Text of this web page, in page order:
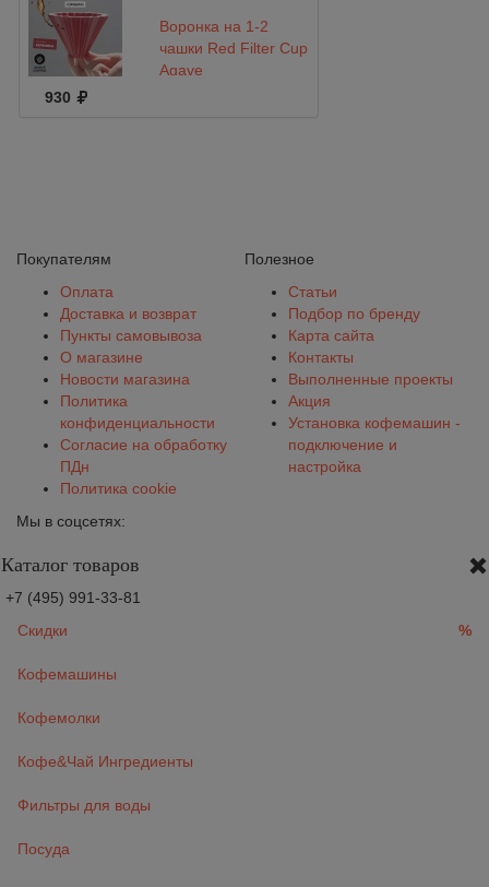
Воронка на 1-2
чашки Red Filter Cup
Agave
930
Покупателям
Оплата
Доставка и возврат
Пункты самовывоза
О магазине
Новости магазина
Политика
конфиденциальности
Согласие на обработку
ПДн
Политика cookie
Полезное
Статьи
Подбор по бренду
Карта сайта
Контакты
Выполненные проекты
Акция
Установка кофемашин -
подключение и
настройка
Мы в соцсетях:
Каталог товаров
+7 (495) 991-33-81
Скидки
%
Кофемашины
Кофемолки
Кофе&Чай Ингредиенты
Фильтры для воды
Посуда